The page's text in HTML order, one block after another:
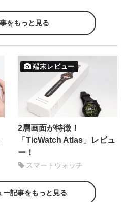
をもっと見る
端末レビュー
2層画面が特徴！
「TicWatch Atlas」レビュ
ー！
スマートウォッチ
ー記事をもっと見る